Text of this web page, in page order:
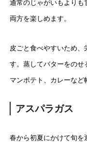
通常のじゃがいもより
両方を楽しめます。
皮ごと食べやすいため
す。蒸してバターをのせ
マンポテト、カレーなど
アスパラガス
春から初夏にかけて旬